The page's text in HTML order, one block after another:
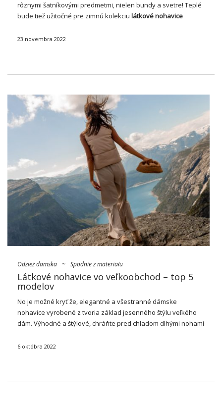
rôznymi šatníkovými predmetmi, nielen bundy a svetre! Teplé
bude tiež užitočné pre zimnú kolekciu látkové nohavice
diverzifikuje dámske zimné oblečenie.
dámskych šatíc s
23 novembra 2022
Odzież damska ~ Spodnie z materiału
Látkové nohavice vo veľkoobchod – top 5
modelov
No je možné kryť že, elegantné a všestranné dámske
nohavice vyrobené z tvoria základ jesenného štýlu veľkého
dám. Výhodné a štýlové, chráňte pred chladom dlhými nohami
nohavice vo veľkoobchodov
6 októbra 2022